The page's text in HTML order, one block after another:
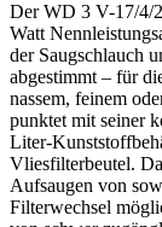
Der WD 3 V-17/4/
Watt
der Saugschlauch
abgestimmt – für
nassem, feinem
punktet mit seiner
Liter-
Vliesfilterbeutel.
Aufsaugen von
Filterwechsel